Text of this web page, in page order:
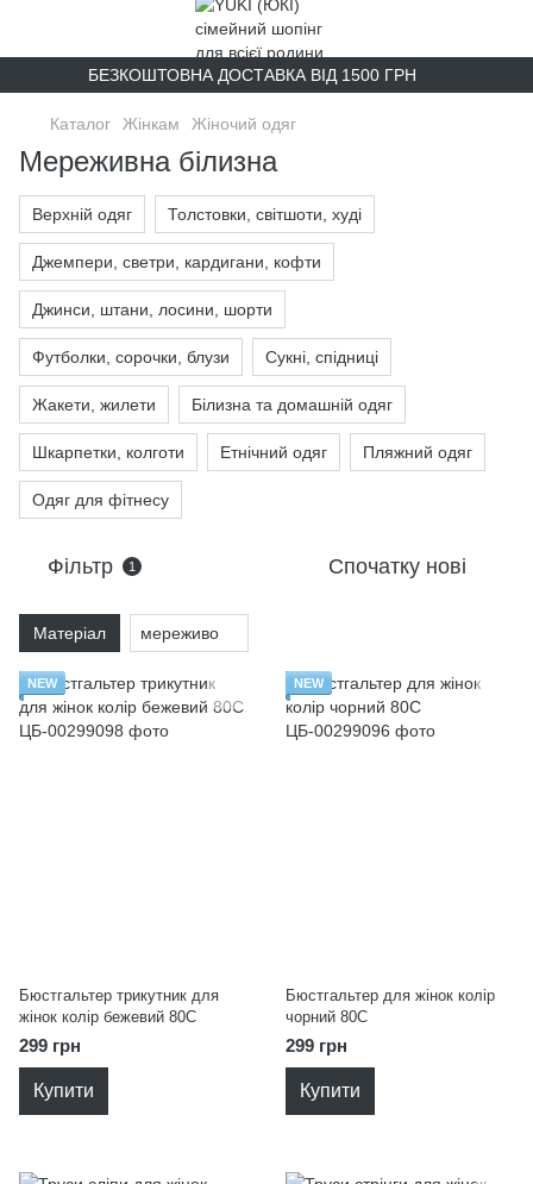
БЕЗКОШТОВНА ДОСТАВКА ВІД 1500 ГРН
Каталог Жінкам Жіночий одяг
Мереживна білизна
Верхній одяг Толстовки, світшоти, худі
Джемпери, светри, кардигани, кофти
Джинси, штани, лосини, шорти
Футболки, сорочки, блузи Сукні, спідниці
Жакети, жилети Білизна та домашній одяг
Шкарпетки, колготи Етнічний одяг Пляжний одяг
Одяг для фітнесу
Фільтр 1 Спочатку нові
Матеріал мереживо
NEW
Бюстгальтер трикутник для
жінок колір бежевий 80C
299 грн
Купити
NEW
Бюстгальтер для жінок колір
чорний 80C
299 грн
Купити